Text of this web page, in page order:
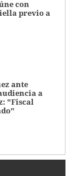
con
previo a
ante
a
"Fiscal